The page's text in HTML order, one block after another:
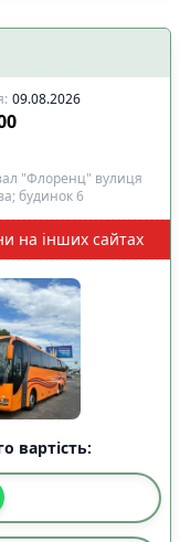
: 09.08.2026
"Флоренц" вулиця
будинок 6
на інших сайтах
вартість: